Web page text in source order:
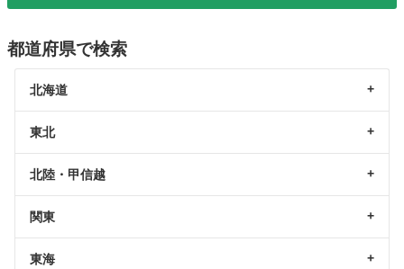
都道府県で検索
北海道
東北
北陸・甲信越
関東
東海